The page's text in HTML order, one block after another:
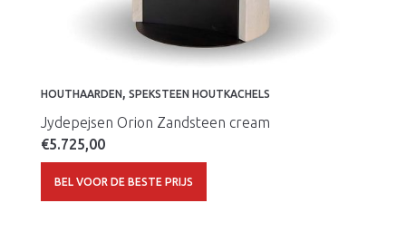
HOUTHAARDEN, SPEKSTEEN HOUTKACHELS
Jydepejsen Orion Zandsteen cream
€5.725,00
BEL VOOR DE BESTE PRIJS